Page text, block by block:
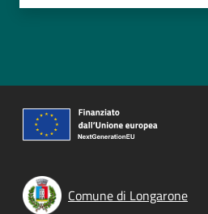
Comune di Longarone